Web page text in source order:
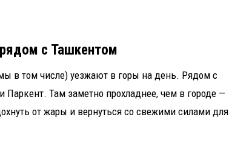
с Ташкентом
в том числе) уезжают в горы на день. Рядом с
Там заметно прохладнее, чем в городе —
от жары и вернуться со свежими силами для